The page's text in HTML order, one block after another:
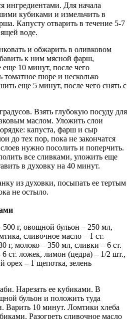
ингредиентами. Для начала
кубиками и измельчить в
Капусту отварить в течение 5-7
воде.
и обжарить в оливковом
к ним мясной фарш,
10 минут, после чего
томатное пюре и несколько
еще 5 минут, после чего снять с
Взять глубокую посуду для
маслом. Уложить слои
капуста, фарш и сыр
до тех пор, пока не закончатся
нужно посолить и поперчить.
все сливками, уложить еще
в духовку на 40 минут.
из духовки, посыпать ее тертым
не остыло.
500 г, овощной бульон – 250 мл,
сливочное масло – 1 ст.
г, молоко – 350 мл, сливки – 6 ст.
6 ст. ложек, лимон (цедра) – 1/2 шт.,
орех – 1 щепотка, зелень
Нарезать ее кубиками. В
бульон и положить туда
Варить 10 минут. Ломтики хлеба
Разогреть сливочное масло